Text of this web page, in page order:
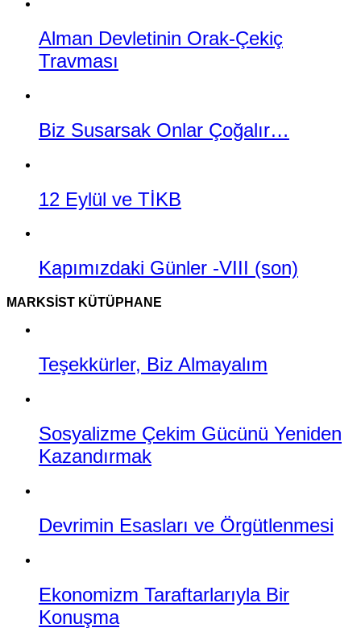
Alman Devletinin Orak-Çekiç
Travması
Biz Susarsak Onlar Çoğalır…
12 Eylül ve TİKB
Kapımızdaki Günler -VIII (son)
MARKSIST KÜTÜPHANE
Teşekkürler, Biz Almayalım
Sosyalizme Çekim Gücünü Yeniden
Kazandırmak
Devrimin Esasları ve Örgütlenmesi
Ekonomizm Taraftarlarıyla Bir
Konuşma